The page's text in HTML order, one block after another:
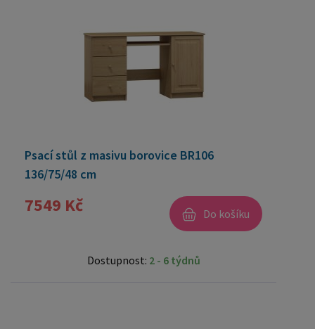
Psací stůl z masivu borovice BR106
136/75/48 cm
7549 Kč Do košíku
Dostupnost: 2 - 6 týdnů